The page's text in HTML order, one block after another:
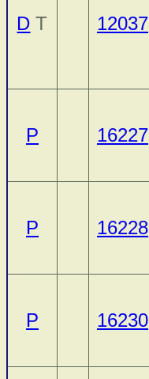
D T 12037
P 16227
P 16228
P 16230